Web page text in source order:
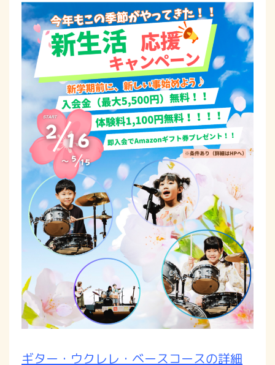
ギター・ウクレレ・ベースコースの詳細